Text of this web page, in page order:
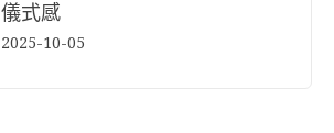
儀式感
2025-10-05